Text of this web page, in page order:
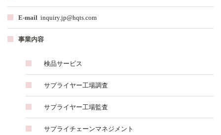
E-mail inquiry.jp@hqts.com
事業内容
検品サービス
サプライヤー工場調査
サプライヤー工場監査
サプライチェーンマネジメント